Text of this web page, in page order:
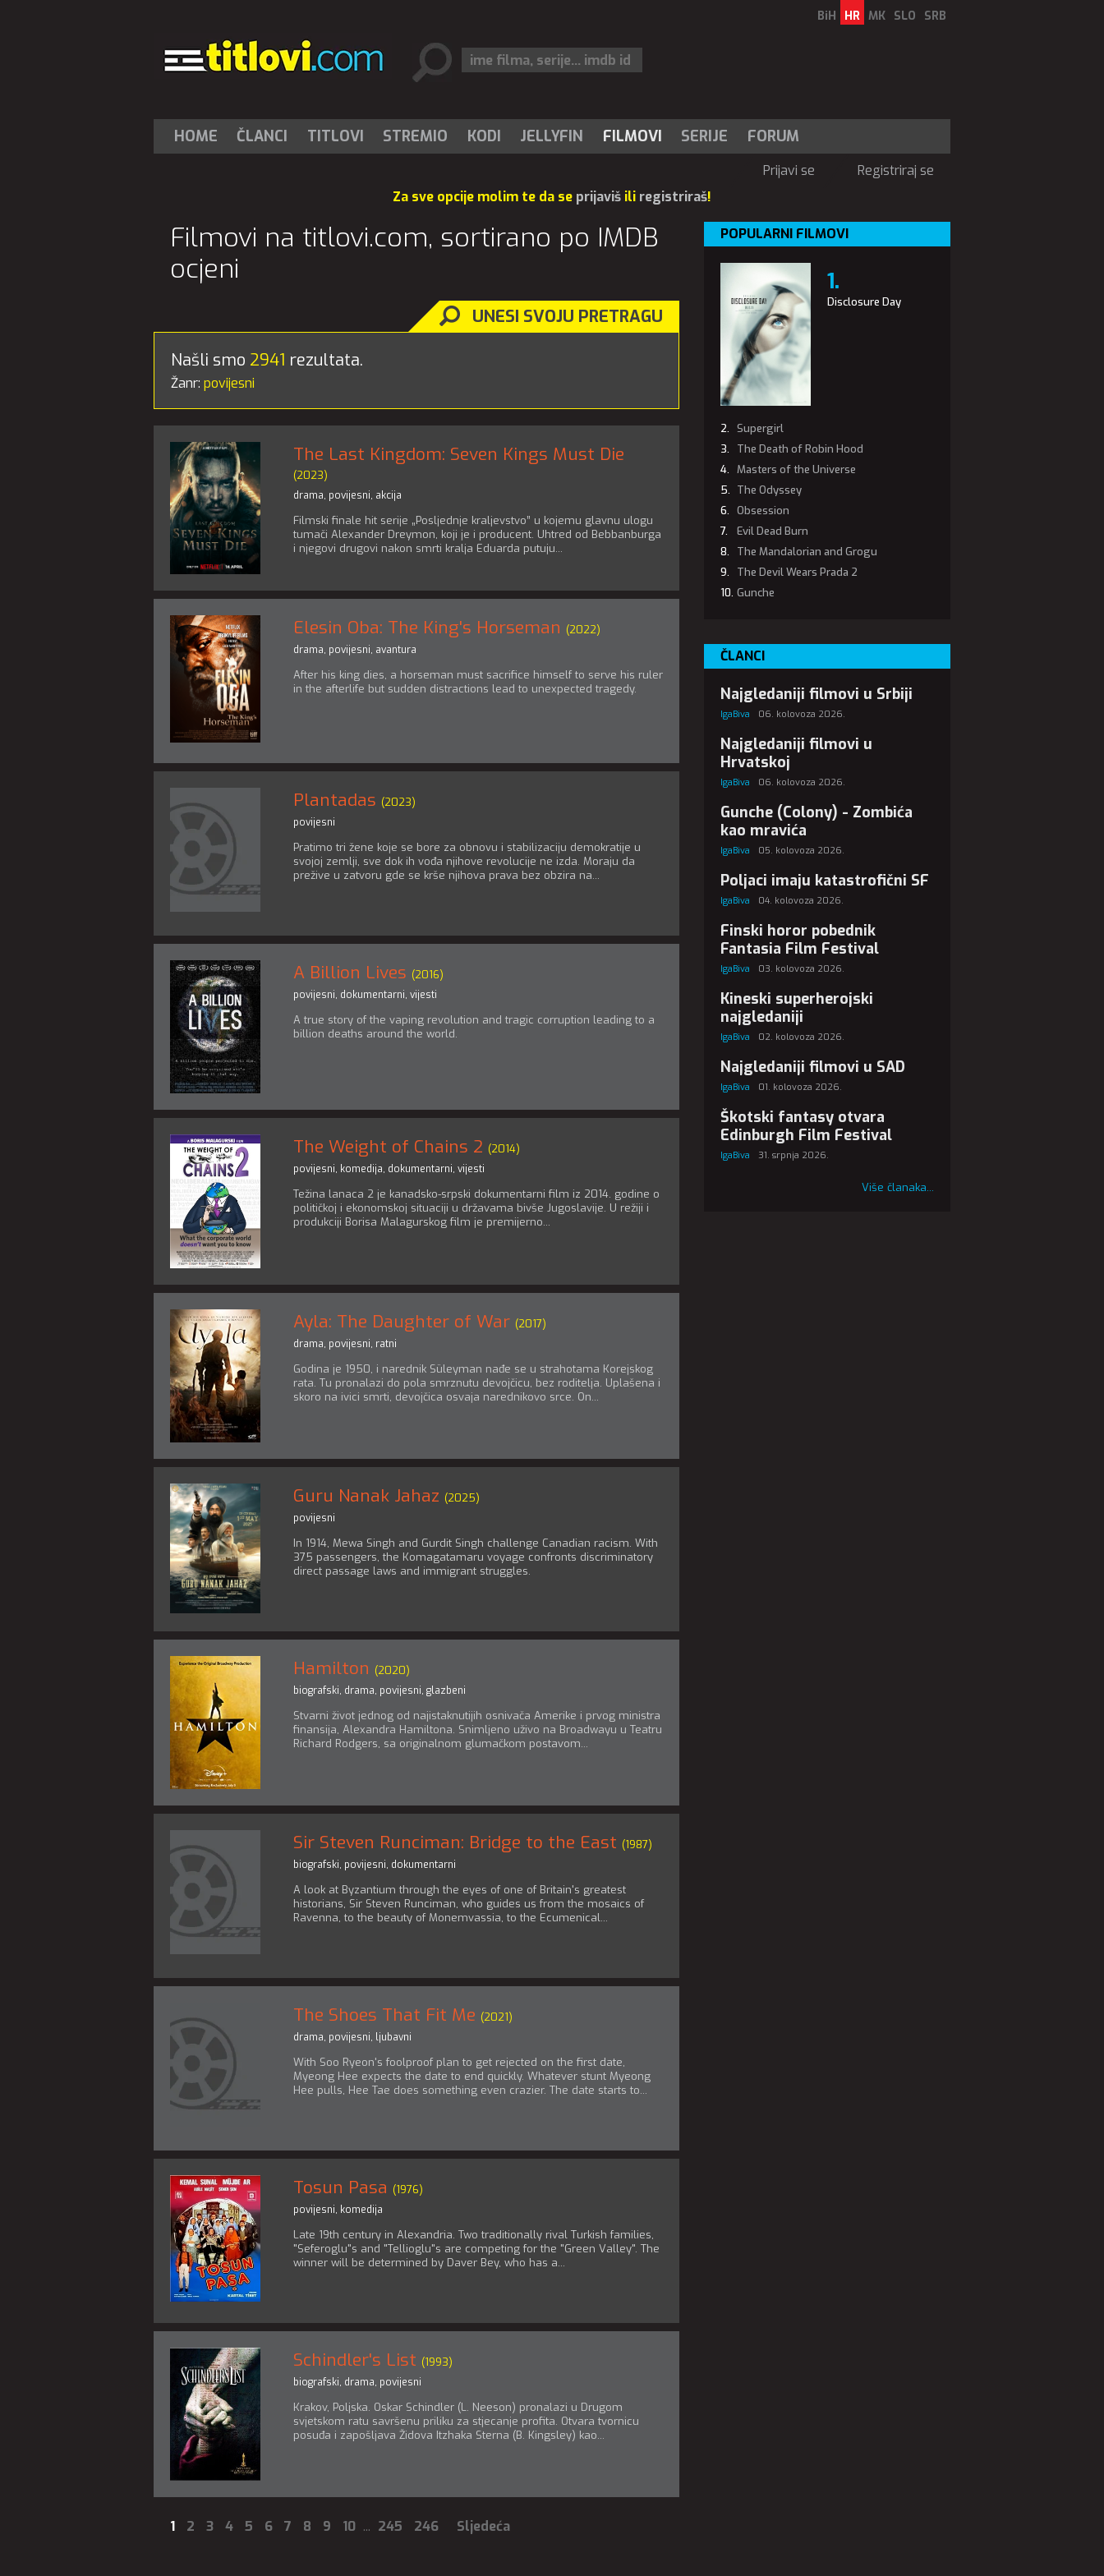
BiH HR MK SLO SRB
HOME ČLANCI TITLOVI STREMIO KODI JELLYFIN FILMOVI SERIJE FORUM
Prijavi se
Registriraj se
Za sve opcije molim te da se prijaviš ili registriraš!
Filmovi na titlovi.com, sortirano po IMDB
ocjeni
UNESI SVOJU PRETRAGU
Našli smo 2941 rezultata.
Žanr: povijesni
The Last Kingdom: Seven Kings Must Die
(2023)
drama, povijesni, akcija
Filmski finale hit serije „Posljednje kraljevstvo” u kojemu glavnu ulogu
tumači Alexander Dreymon, koji je i producent. Uhtred od Bebbanburga
i njegovi drugovi nakon smrti kralja Eduarda putuju...
Elesin Oba: The King's Horseman (2022)
drama, povijesni, avantura
After his king dies, a horseman must sacrifice himself to serve his ruler
in the afterlife but sudden distractions lead to unexpected tragedy.
Plantadas (2023)
povijesni
Pratimo tri žene koje se bore za obnovu i stabilizaciju demokratije u
svojoj zemlji, sve dok ih vođa njihove revolucije ne izda. Moraju da
prežive u zatvoru gde se krše njihova prava bez obzira na...
A Billion Lives (2016)
povijesni, dokumentarni, vijesti
A true story of the vaping revolution and tragic corruption leading to a
billion deaths around the world.
The Weight of Chains 2 (2014)
povijesni, komedija, dokumentarni, vijesti
Težina lanaca 2 je kanadsko-srpski dokumentarni film iz 2014. godine o
političkoj i ekonomskoj situaciji u državama bivše Jugoslavije. U režiji i
produkciji Borisa Malagurskog film je premijerno...
Ayla: The Daughter of War (2017)
drama, povijesni, ratni
Godina je 1950, i narednik Süleyman nađe se u strahotama Korejskog
rata. Tu pronalazi do pola smrznutu devojčicu, bez roditelja. Uplašena i
skoro na ivici smrti, devojčica osvaja narednikovo srce. On...
Guru Nanak Jahaz (2025)
povijesni
In 1914, Mewa Singh and Gurdit Singh challenge Canadian racism. With
375 passengers, the Komagatamaru voyage confronts discriminatory
direct passage laws and immigrant struggles.
Hamilton (2020)
biografski, drama, povijesni, glazbeni
Stvarni život jednog od najistaknutijih osnivača Amerike i prvog ministra
finansija, Alexandra Hamiltona. Snimljeno uživo na Broadwayu u Teatru
Richard Rodgers, sa originalnom glumačkom postavom...
Sir Steven Runciman: Bridge to the East (1987)
biografski, povijesni, dokumentarni
A look at Byzantium through the eyes of one of Britain's greatest
historians, Sir Steven Runciman, who guides us from the mosaics of
Ravenna, to the beauty of Monemvassia, to the Ecumenical...
The Shoes That Fit Me (2021)
drama, povijesni, ljubavni
With Soo Ryeon's foolproof plan to get rejected on the first date,
Myeong Hee expects the date to end quickly. Whatever stunt Myeong
Hee pulls, Hee Tae does something even crazier. The date starts to...
Tosun Pasa (1976)
povijesni, komedija
Late 19th century in Alexandria. Two traditionally rival Turkish families,
"Seferoglu"s and "Tellioglu"s are competing for the "Green Valley". The
winner will be determined by Daver Bey, who has a...
Schindler's List (1993)
biografski, drama, povijesni
Krakov, Poljska. Oskar Schindler (L. Neeson) pronalazi u Drugom
svjetskom ratu savršenu priliku za stjecanje profita. Otvara tvornicu
posuđa i zapošljava Židova Itzhaka Sterna (B. Kingsley) kao...
1 2 3 4 5 6 7 8 9 10 ... 245 246 Sljedeća
POPULARNI FILMOVI
Disclosure Day
Supergirl
The Death of Robin Hood
Masters of the Universe
The Odyssey
Obsession
Evil Dead Burn
The Mandalorian and Grogu
The Devil Wears Prada 2
Gunche
ČLANCI
Najgledaniji filmovi u Srbiji
IgaBiva 06. kolovoza 2026.
Najgledaniji filmovi u
Hrvatskoj
IgaBiva 06. kolovoza 2026.
Gunche (Colony) - Zombića
kao mravića
IgaBiva 05. kolovoza 2026.
Poljaci imaju katastrofični SF
IgaBiva 04. kolovoza 2026.
Finski horor pobednik
Fantasia Film Festival
IgaBiva 03. kolovoza 2026.
Kineski superherojski
najgledaniji
IgaBiva 02. kolovoza 2026.
Najgledaniji filmovi u SAD
IgaBiva 01. kolovoza 2026.
Škotski fantasy otvara
Edinburgh Film Festival
IgaBiva 31. srpnja 2026.
Više članaka...